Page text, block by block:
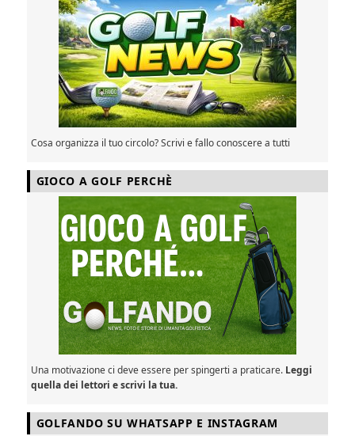
Cosa organizza il tuo circolo? Scrivi e fallo conoscere a tutti
GIOCO A GOLF PERCHÈ
Una motivazione ci deve essere per spingerti a praticare. Leggi
quella dei lettori e scrivi la tua.
GOLFANDO SU WHATSAPP E INSTAGRAM